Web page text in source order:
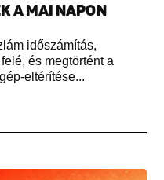
A MAI NAPON
időszámítás,
és megtörtént a
eltérítése...